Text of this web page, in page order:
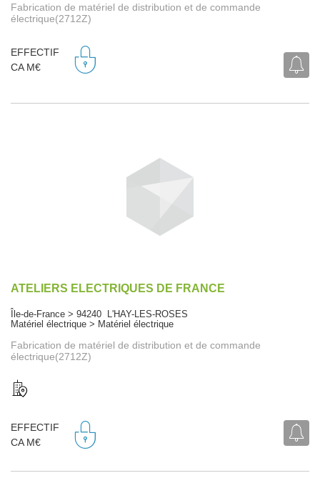
Fabrication de matériel de distribution et de commande
électrique(2712Z)
EFFECTIF
CA M€
ATELIERS ELECTRIQUES DE FRANCE
Île-de-France > 94240 L'HAY-LES-ROSES
Matériel électrique > Matériel électrique
Fabrication de matériel de distribution et de commande
électrique(2712Z)
EFFECTIF
CA M€